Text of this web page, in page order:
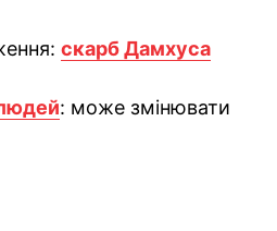
скарб Дамхуса
: може змінювати